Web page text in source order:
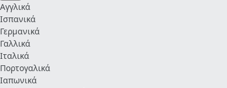
Αγγλικά
Ισπανικά
Γερμανικά
Γαλλικά
Ιταλικά
Πορτογαλικά
Ιαπωνικά